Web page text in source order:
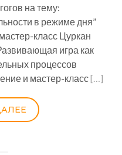
на тему:
в режиме дня”
класс Цуркан
игра как
процессов
и мастер-класс[…]